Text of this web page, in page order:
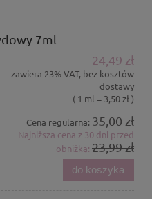
7ml
24,49 zł
zawiera 23% VAT, bez kosztów
dostawy
( 1 ml = 3,50 zł )
Cena regularna: 35,00 zł
Najniższa cena z 30 dni przed
obniżką: 23,99 zł
do koszyka